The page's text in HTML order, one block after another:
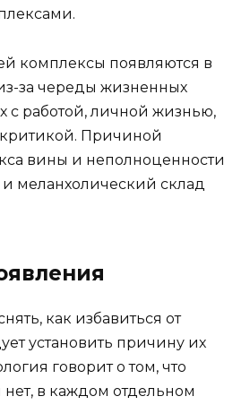
комплексы появляются в
за череды жизненных
с работой, личной жизнью,
Причиной
вины и неполноценности
и меланхолический склад
как избавиться от
установить причину их
говорит о том, что
в каждом отдельном